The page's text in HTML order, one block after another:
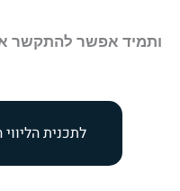
ותמיד אפשר להתקשר אלי
לתכנית